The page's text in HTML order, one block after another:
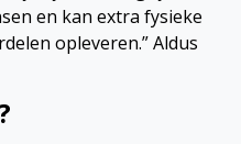
en kan extra fysieke
opleveren.” Aldus